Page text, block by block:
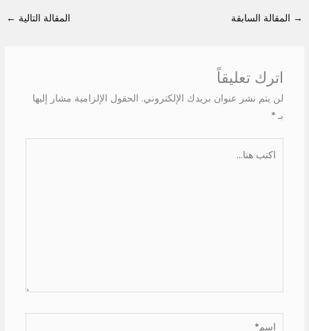
→ المقالة السابقة المقالة التالية ←
اترك تعليقاً
لن يتم نشر عنوان بريدك الإلكتروني. الحقول الإلزامية مشار إليها
بـ *
اسم*